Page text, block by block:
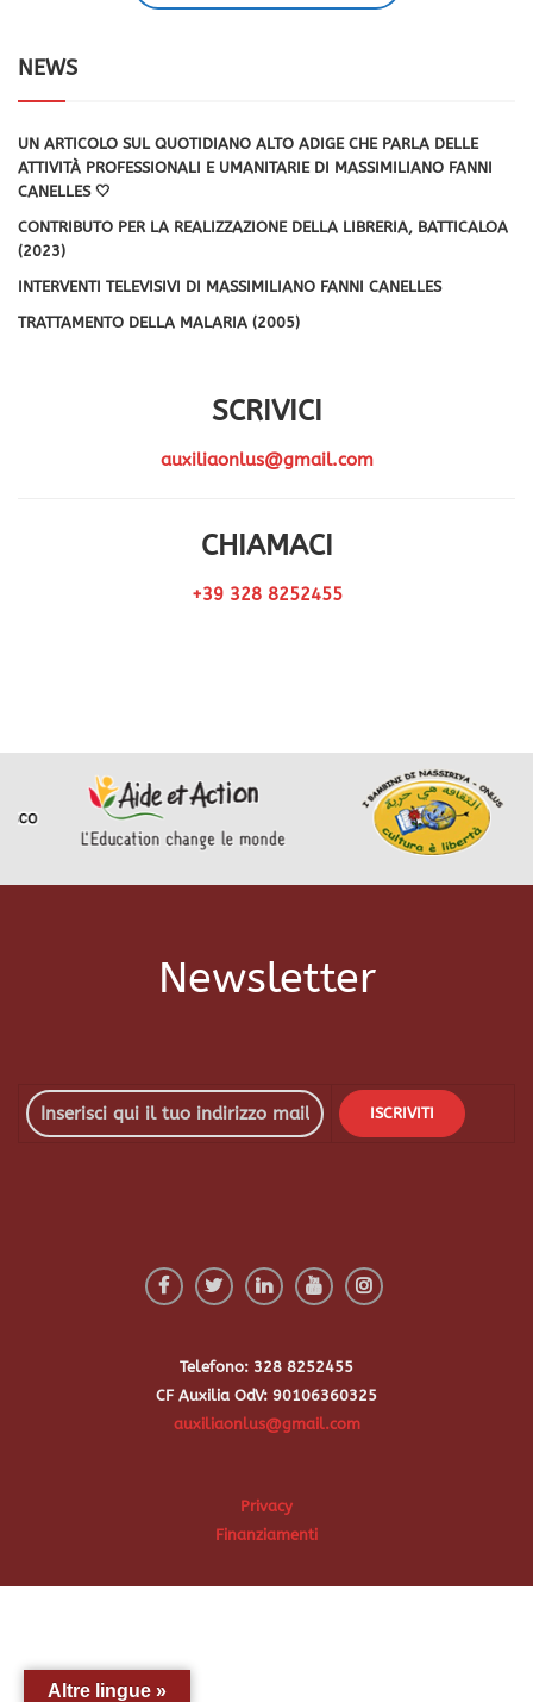
NEWS
UN ARTICOLO SUL QUOTIDIANO ALTO ADIGE CHE PARLA DELLE
ATTIVITÀ PROFESSIONALI E UMANITARIE DI MASSIMILIANO FANNI
CANELLES 🤍
CONTRIBUTO PER LA REALIZZAZIONE DELLA LIBRERIA, BATTICALOA
(2023)
INTERVENTI TELEVISIVI DI MASSIMILIANO FANNI CANELLES
TRATTAMENTO DELLA MALARIA (2005)
SCRIVICI
auxiliaonlus@gmail.com
CHIAMACI
+39 328 8252455
Newsletter
Telefono: 328 8252455
CF Auxilia OdV: 90106360325
auxiliaonlus@gmail.com
Privacy
Finanziamenti
Altre lingue »